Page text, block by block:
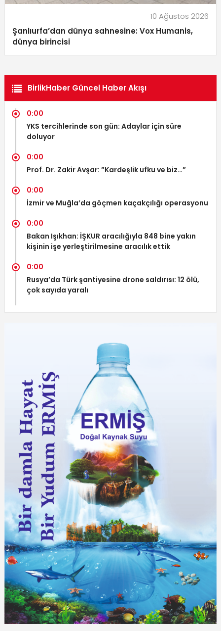
10 Ağustos 2026
Şanlıurfa’dan dünya sahnesine: Vox Humanis,
dünya birincisi
BirlikHaber Güncel Haber Akışı
0:00
YKS tercihlerinde son gün: Adaylar için süre
doluyor
0:00
Prof. Dr. Zakir Avşar: ”Kardeşlik ufku ve biz…”
0:00
İzmir ve Muğla’da göçmen kaçakçılığı operasyonu
0:00
Bakan Işıkhan: İŞKUR aracılığıyla 848 bine yakın
kişinin işe yerleştirilmesine aracılık ettik
0:00
Rusya’da Türk şantiyesine drone saldırısı: 12 ölü,
çok sayıda yaralı